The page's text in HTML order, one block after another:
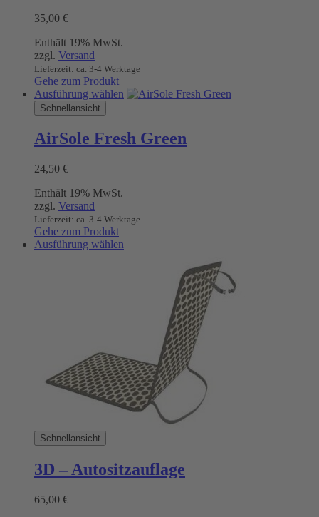
der
gewählt
35,00 €
Enthält 19% MwSt.
zzgl. Versand
Lieferzeit: ca. 3-4 Werktage
Gehe zum Produkt
Ausführung wählen Dieses
mehrere
Varianten
der
Schnellansicht
AirSole Fresh Green
24,50 €
Enthält 19% MwSt.
zzgl. Versand
Lieferzeit: ca. 3-4 Werktage
Gehe zum Produkt
Ausführung wählen
auf
der
Produktseite
gewählt
werden
Schnellansicht
3D – Autositzauflage
65,00 €